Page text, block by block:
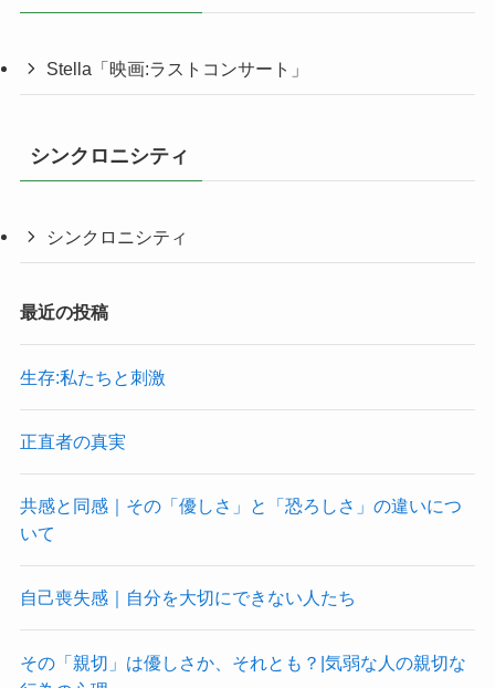
Stella「映画:ラストコンサート」
シンクロニシティ
シンクロニシティ
最近の投稿
生存:私たちと刺激
正直者の真実
共感と同感｜その「優しさ」と「恐ろしさ」の違いにつ
いて
自己喪失感｜自分を大切にできない人たち
その「親切」は優しさか、それとも？|気弱な人の親切な